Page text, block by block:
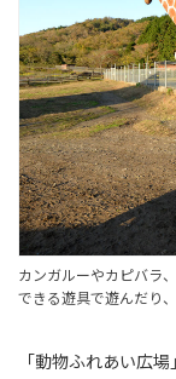
カンガルーやカピバラ
できる遊具で遊んだり
「動物ふれあい広